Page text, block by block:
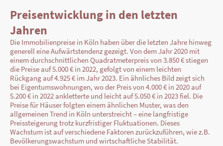
Preisentwicklung in den letzten
Jahren
Die Immobilienpreise in Köln haben über die letzten Jahre hinweg
generell eine Aufwärtstendenz gezeigt. Von dem Jahr 2020 mit
einem durchschnittlichen Quadratmeterpreis von 3.850 € stiegen
die Preise auf 5.000 € in 2022, gefolgt von einem leichten
Rückgang auf 4.925 € im Jahr 2023. Ein ähnliches Bild zeigt sich
bei Eigentumswohnungen, wo der Preis von 4.000 € in 2020 auf
5.200 € in 2022 ankletterte und leicht auf 5.050 € in 2023 fiel. Die
Preise für Häuser folgten einem ähnlichen Muster, was den
allgemeinen Trend in Köln unterstreicht – eine langfristige
Preissteigerung trotz kurzfristiger Fluktuationen. Dieses
Wachstum ist auf verschiedene Faktoren zurückzuführen, wie z.B.
Bevölkerungswachstum und wirtschaftliche Stabilität.